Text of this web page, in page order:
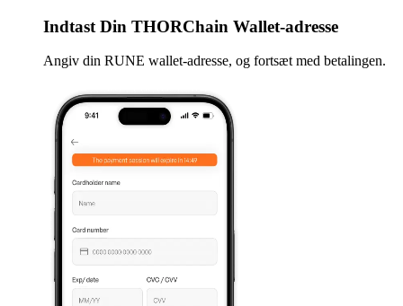
Indtast Din THORChain Wallet-adresse
Angiv din RUNE wallet-adresse, og fortsæt med betalingen.